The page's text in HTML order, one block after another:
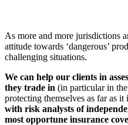
As more and more jurisdictions
attitude towards ‘dangerous’
challenging situations.
We can help our clients in
they trade in (in particular in
protecting themselves as far as it
with risk analysts of
most opportune insurance